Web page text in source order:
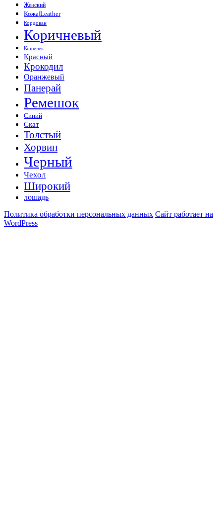
Женский
Кожа|Leather
Кордован
Коричневый
Кошелек
Красный
Крокодил
Оранжевый
Панерай
Ремешок
Синий
Скат
Толстый
Хорвин
Черный
Чехол
Широкий
лошадь
Политика обработки персональных данных Сайт работает на
WordPress